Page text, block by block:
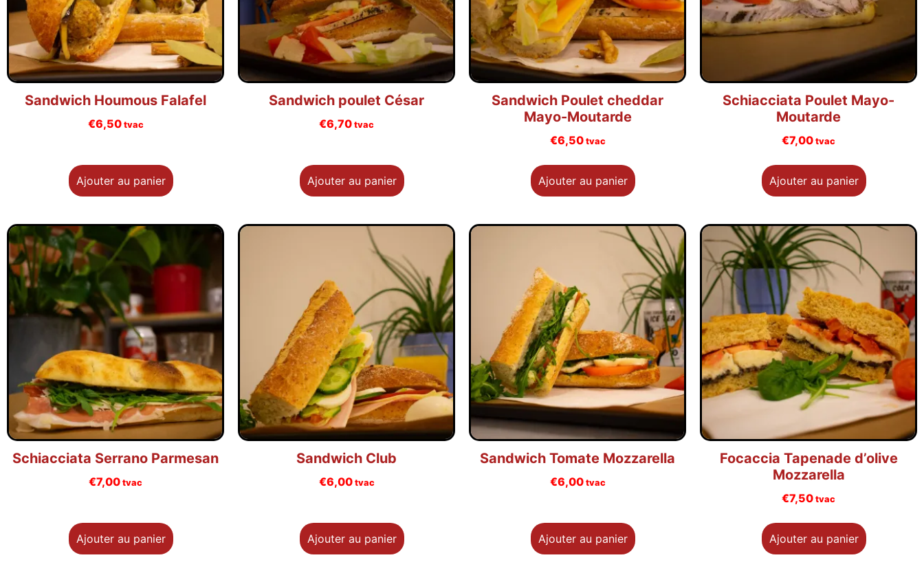
Sandwich Houmous Falafel
€6,50 tvac
Ajouter au panier
Sandwich poulet César
€6,70 tvac
Ajouter au panier
Sandwich Poulet cheddar
Mayo-Moutarde
€6,50 tvac
Ajouter au panier
Schiacciata Poulet Mayo-
Moutarde
€7,00 tvac
Ajouter au panier
Schiacciata Serrano Parmesan
€7,00 tvac
Ajouter au panier
Sandwich Club
€6,00 tvac
Ajouter au panier
Sandwich Tomate Mozzarella
€6,00 tvac
Ajouter au panier
Focaccia Tapenade d’olive
Mozzarella
€7,50 tvac
Ajouter au panier